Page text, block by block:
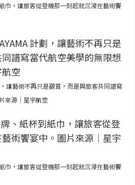
巾，讓旅客從登機那一刻起就沉浸在藝術饗
，讓藝術不再只是觀賞，而是與旅客共同譜寫
來源｜星宇航空
巾，讓旅客從登機那一刻起就沉浸在藝術饗